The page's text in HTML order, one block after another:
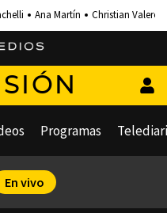
Ana Martín Christian Valero
Programas
En vivo